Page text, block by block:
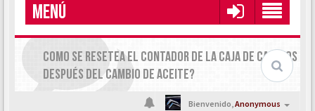
MENÚ
COMO SE RESETEA EL CONTADOR DE LA CAJA DE CAMBIOS
DESPUÉS DEL CAMBIO DE ACEITE?
Bienvenido,Anonymous